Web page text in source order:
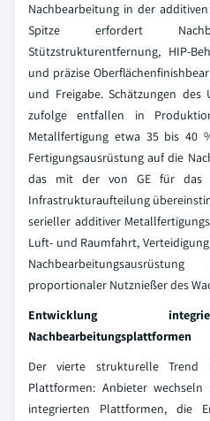
Nachbearbeitung in der
Spitze erfordert
Stützstrukturentfernung, HIP-
und präzise
und Freigabe. Schätzungen des
zufolge entfallen in
Metallfertigung etwa 35 bis 40
Fertigungsausrüstung auf die
das mit der von GE für das
Infrastrukturaufteilung
serieller additiver
Luft- und Raumfahrt,
proportionaler Nutznießer des
Entwicklung
Nachbearbeitungsplattformen
Der vierte strukturelle Trend
Plattformen: Anbieter wechseln
integrierten Plattformen, die